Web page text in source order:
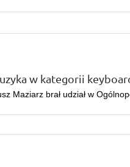
w kategorii
Maziarz brał udział w